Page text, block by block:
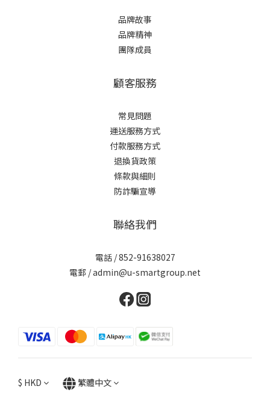
品牌故事
品牌精神
團隊成員
顧客服務
常見問題
運送服務方式
付款服務方式
退換貨政策
條款與細則
防詐騙宣導
聯絡我們
電話 / 852-91638027
電郵 / admin@u-smartgroup.net
$ HKD 繁體中文